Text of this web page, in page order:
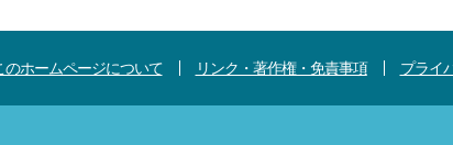
のホームページについて リンク・著作権・免責事項 プライ